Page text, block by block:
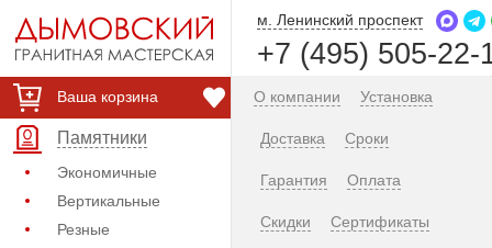
Ваша корзина
Памятники
Экономичные
Вертикальные
Резные
м. Ленинский проспект
+7 (495) 505-22-
О компании Установка
Доставка Сроки
Гарантия Оплата
Скидки Сертификаты